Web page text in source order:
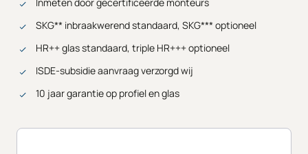
SKG** inbraakwerend standaard, SKG*** optioneel
HR++ glas standaard, triple HR+++ optioneel
ISDE-subsidie aanvraag verzorgd wij
10 jaar garantie op profiel en glas